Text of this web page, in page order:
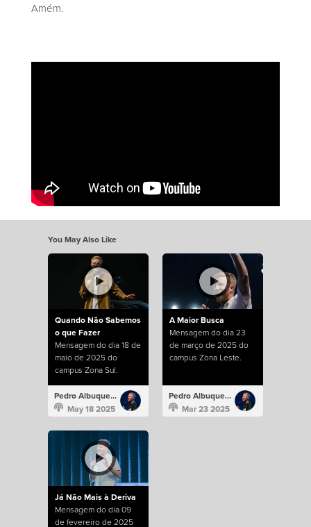
Amém.
You May Also Like
Quando Não Sabemos
o que Fazer
Mensagem do dia 18 de
maio de 2025 do
campus Zona Sul.
Pedro Albuquerque
May 18 2025
A Maior Busca
Mensagem do dia 23
de março de 2025 do
campus Zona Leste.
Pedro Albuquerque
Mar 23 2025
Já Não Mais à Deriva
Mensagem do dia 09
de fevereiro de 2025